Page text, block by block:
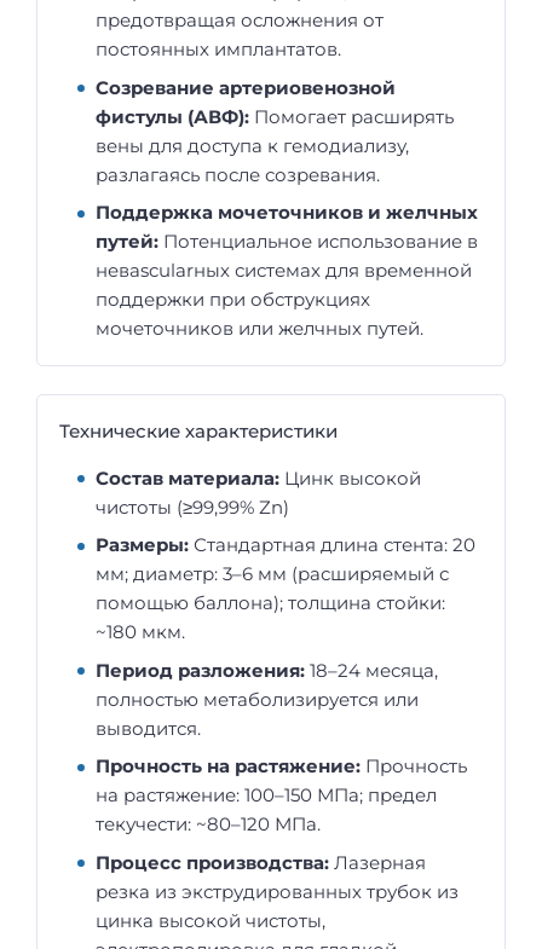
предотвращая осложнения от
постоянных имплантатов.
Созревание артериовенозной
фистулы (АВФ): Помогает расширять
вены для доступа к гемодиализу,
разлагаясь после созревания.
Поддержка мочеточников и желчных
путей: Потенциальное использование в
невascularных системах для временной
поддержки при обструкциях
мочеточников или желчных путей.
Технические характеристики
Состав материала: Цинк высокой
чистоты (≥99,99% Zn)
Размеры: Стандартная длина стента: 20
мм; диаметр: 3–6 мм (расширяемый с
помощью баллона); толщина стойки:
~180 мкм.
Период разложения: 18–24 месяца,
полностью метаболизируется или
выводится.
Прочность на растяжение: Прочность
на растяжение: 100–150 МПа; предел
текучести: ~80–120 МПа.
Процесс производства: Лазерная
резка из экструдированных трубок из
цинка высокой чистоты,